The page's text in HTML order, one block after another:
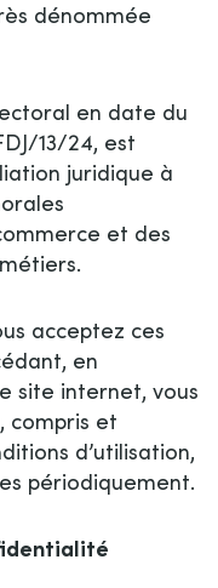
dénommée
en date du
13/24, est
juridique à
et des
acceptez ces
en
site internet, vous
compris et
d’utilisation,
périodiquement.